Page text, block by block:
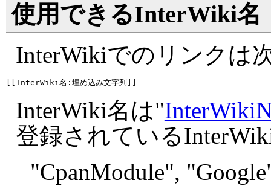
使用できるInterWiki名
InterWikiでのリンクは
InterWiki名は"
登録されている
"CpanModule", "